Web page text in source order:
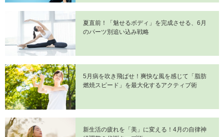
夏直前！「魅せるボディ」を完成させる、6月
のパーツ別追い込み戦略
5月病を吹き飛ばせ！爽快な風を感じて「脂肪
燃焼スピード」を最大化するアクティブ術
新生活の疲れを「美」に変える！4月の自律神